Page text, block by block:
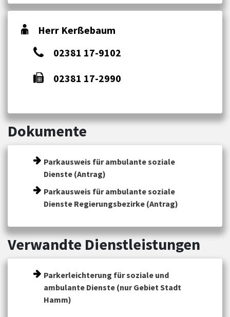
Herr Kerßebaum
02381 17-9102
02381 17-2990
Dokumente
Parkausweis für ambulante soziale
Dienste (Antrag)
Parkausweis für ambulante soziale
Dienste Regierungsbezirke (Antrag)
Verwandte Dienstleistungen
Parkerleichterung für soziale und
ambulante Dienste (nur Gebiet Stadt
Hamm)